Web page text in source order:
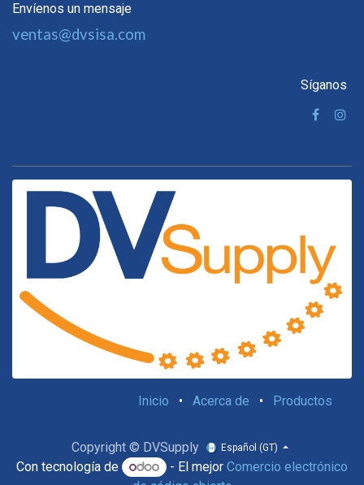
Envíenos un mensaje
ventas@dvsisa.com
Síganos
Inicio • Acerca de • Productos
Copyright © DVSupply Español (GT)
Con tecnología de - El mejor Comercio electrónico